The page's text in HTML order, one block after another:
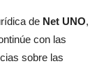
de Net UNO,
con las
sobre las